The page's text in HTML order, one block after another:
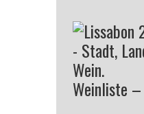
Weinliste